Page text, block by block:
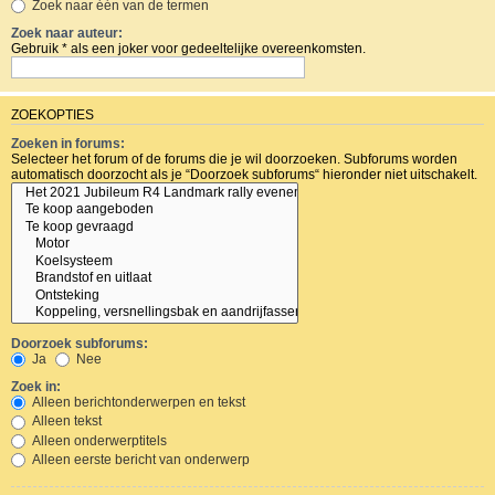
Zoek naar één van de termen
Zoek naar auteur:
Gebruik * als een joker voor gedeeltelijke overeenkomsten.
ZOEKOPTIES
Zoeken in forums:
Selecteer het forum of de forums die je wil doorzoeken. Subforums worden
automatisch doorzocht als je “Doorzoek subforums“ hieronder niet uitschakelt.
Doorzoek subforums:
Ja
Nee
Zoek in:
Alleen berichtonderwerpen en tekst
Alleen tekst
Alleen onderwerptitels
Alleen eerste bericht van onderwerp